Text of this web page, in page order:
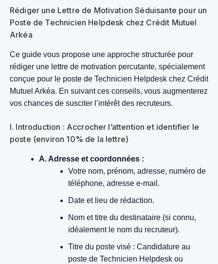
Rédiger une Lettre de Motivation Séduisante pour un
Poste de Technicien Helpdesk chez Crédit Mutuel
Arkéa
Ce guide vous propose une approche structurée pour
rédiger une lettre de motivation percutante, spécialement
conçue pour le poste de Technicien Helpdesk chez Crédit
Mutuel Arkéa. En suivant ces conseils, vous augmenterez
vos chances de susciter l’intérêt des recruteurs.
I. Introduction : Accrocher l’attention et identifier le
poste (environ 10% de la lettre)
A. Adresse et coordonnées :
Votre nom, prénom, adresse, numéro de
téléphone, adresse e-mail.
Date et lieu de rédaction.
Nom et titre du destinataire (si connu,
idéalement le nom du recruteur).
Titre du poste visé : Candidature au
poste de Technicien Helpdesk ou